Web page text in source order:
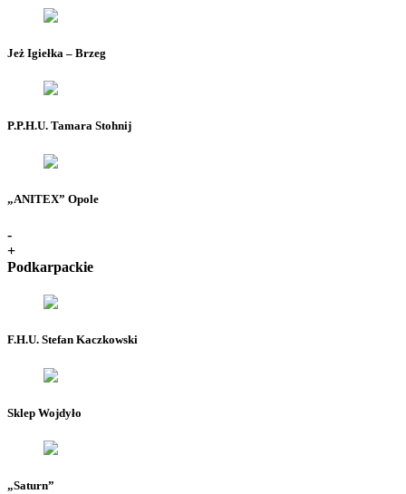
Jeż Igiełka – Brzeg
P.P.H.U. Tamara Stohnij
„ANITEX” Opole
-
+
Podkarpackie
F.H.U. Stefan Kaczkowski
Sklep Wojdyło
„Saturn”